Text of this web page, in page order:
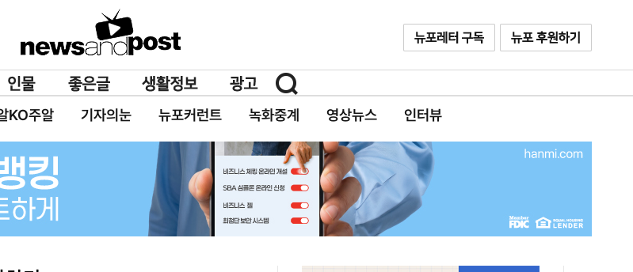
KO주알 기자의눈 뉴포커런트 녹화중계 영상뉴스 인터뷰